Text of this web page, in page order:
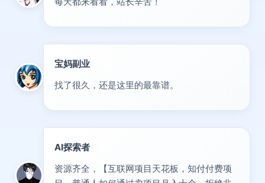
宝妈副业
找了很久，还是这里的最靠谱。
AI探索者
资源齐全，【互联网项目天花板，知付付费项